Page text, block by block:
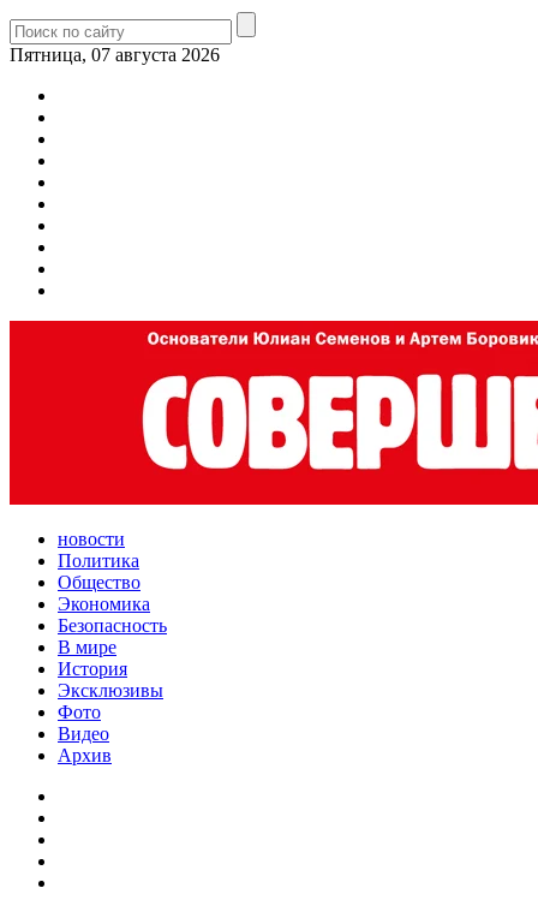
Пятница, 07 августа 2026
новости
Политика
Общество
Экономика
Безопасность
В мире
История
Эксклюзивы
Фото
Видео
Архив